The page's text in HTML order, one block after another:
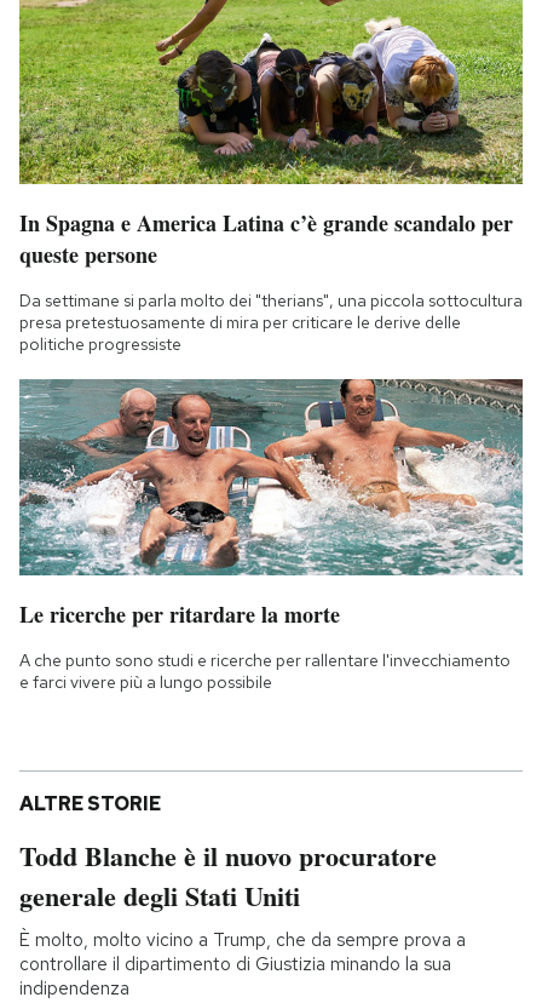
In Spagna e America Latina c’è grande scandalo per
queste persone
Da settimane si parla molto dei "therians", una piccola sottocultura
presa pretestuosamente di mira per criticare le derive delle
politiche progressiste
Le ricerche per ritardare la morte
A che punto sono studi e ricerche per rallentare l'invecchiamento
e farci vivere più a lungo possibile
ALTRE STORIE
Todd Blanche è il nuovo procuratore
generale degli Stati Uniti
È molto, molto vicino a Trump, che da sempre prova a
controllare il dipartimento di Giustizia minando la sua
indipendenza